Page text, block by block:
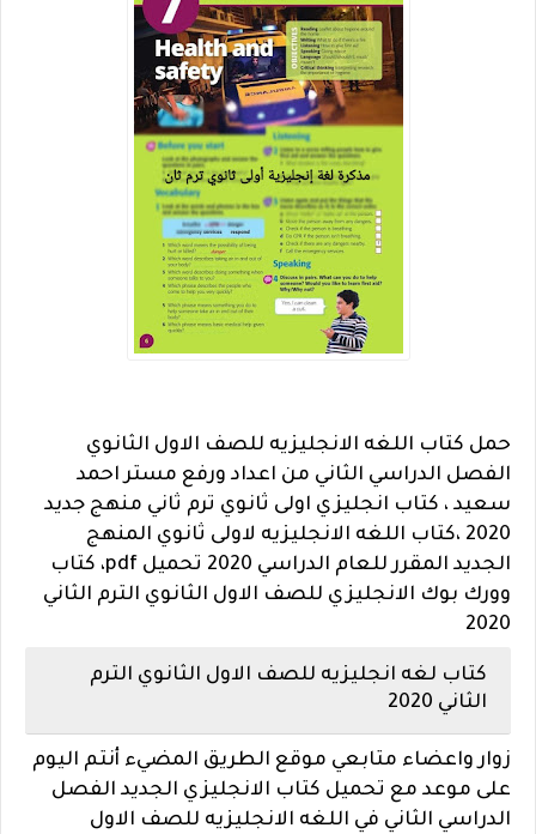
حمل كتاب اللغه الانجليزيه للصف الاول الثانوي
الفصل الدراسي الثاني من اعداد ورفع مستر احمد
سعيد ، كتاب انجليزي اولى ثانوي ترم ثاني منهج جديد
2020 ،كتاب اللغه الانجليزيه لاولى ثانوي المنهج
الجديد المقرر للعام الدراسي 2020 تحميل pdf، كتاب
وورك بوك الانجليزي للصف الاول الثانوي الترم الثاني
2020
كتاب لغه انجليزيه للصف الاول الثانوي الترم
الثاني 2020
زوار واعضاء متابعي موقع الطريق المضيء أنتم اليوم
على موعد مع تحميل كتاب الانجليزي الجديد الفصل
الدراسي الثاني في اللغه الانجليزيه للصف الاول